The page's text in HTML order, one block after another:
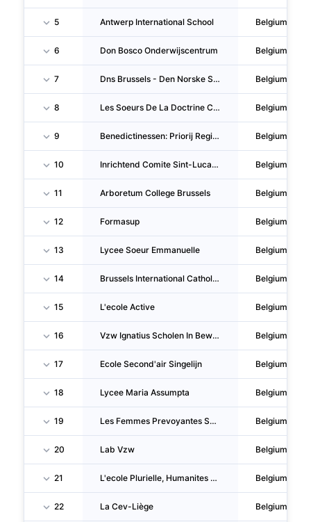
5 Antwerp International School Belgium
6 Don Bosco Onderwijscentrum Belgium
7 Dns Brussels - Den Norske Skolen I Brussel Belgium
8 Les Soeurs De La Doctrine Chretienne Belgium
9 Benedictinessen: Priorij Regina Pacis, Schotenhof Belgium
10 Inrichtend Comite Sint-Lucas Gent Belgium
11 Arboretum College Brussels Belgium
12 Formasup Belgium
13 Lycee Soeur Emmanuelle Belgium
14 Brussels International Catholic School - Secondaire Belgium
15 L'ecole Active Belgium
16 Vzw Ignatius Scholen In Beweging Belgium
17 Ecole Second'air Singelijn Belgium
18 Lycee Maria Assumpta Belgium
19 Les Femmes Prevoyantes Socialistes Du Bassin De Charleroi Belgium
20 Lab Vzw Belgium
21 L'ecole Plurielle, Humanites Cooperatives Belgium
22 La Cev-Liège Belgium